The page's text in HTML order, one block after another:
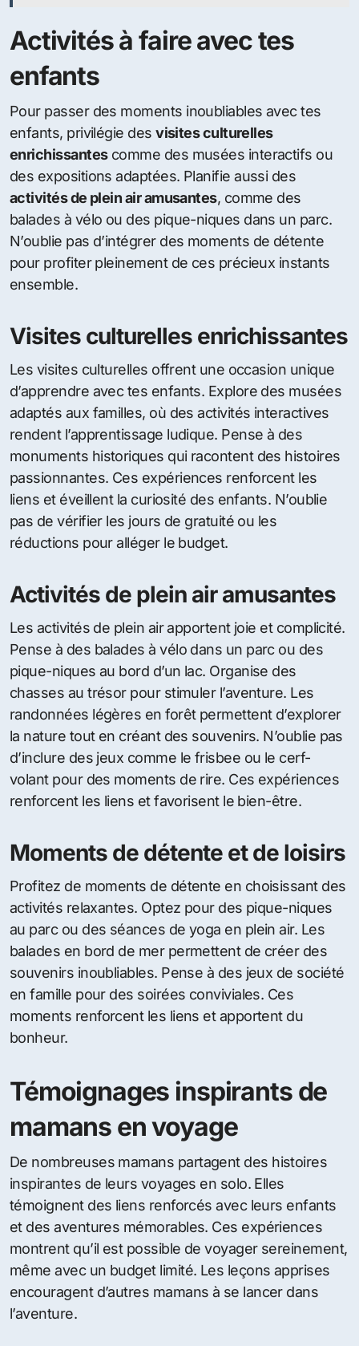
Activités à faire avec tes
enfants
Pour passer des moments inoubliables avec tes
enfants, privilégie desvisites culturelles
enrichissantescomme des musées interactifs ou
des expositions adaptées. Planifie aussi des
activités de plein air amusantes, comme des
balades à vélo ou des pique-niques dans un parc.
N’oublie pas d’intégrer des moments de détente
pour profiter pleinement de ces précieux instants
ensemble.
Visites culturelles enrichissantes
Les visites culturelles offrent une occasion unique
d’apprendre avec tes enfants. Explore des musées
adaptés aux familles, où des activités interactives
rendent l’apprentissage ludique. Pense à des
monuments historiques qui racontent des histoires
passionnantes. Ces expériences renforcent les
liens et éveillent la curiosité des enfants. N’oublie
pas de vérifier les jours de gratuité ou les
réductions pour alléger le budget.
Activités de plein air amusantes
Les activités de plein air apportent joie et complicité.
Pense à des balades à vélo dans un parc ou des
pique-niques au bord d’un lac. Organise des
chasses au trésor pour stimuler l’aventure. Les
randonnées légères en forêt permettent d’explorer
la nature tout en créant des souvenirs. N’oublie pas
d’inclure des jeux comme le frisbee ou le cerf-
volant pour des moments de rire. Ces expériences
renforcent les liens et favorisent le bien-être.
Moments de détente et de loisirs
Profitez de moments de détente en choisissant des
activités relaxantes. Optez pour des pique-niques
au parc ou des séances de yoga en plein air. Les
balades en bord de mer permettent de créer des
souvenirs inoubliables. Pense à des jeux de société
en famille pour des soirées conviviales. Ces
moments renforcent les liens et apportent du
bonheur.
Témoignages inspirants de
mamans en voyage
De nombreuses mamans partagent des histoires
inspirantes de leurs voyages en solo. Elles
témoignent des liens renforcés avec leurs enfants
et des aventures mémorables. Ces expériences
montrent qu’il est possible de voyager sereinement,
même avec un budget limité. Les leçons apprises
encouragent d’autres mamans à se lancer dans
l’aventure.